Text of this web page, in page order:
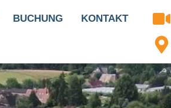
BUCHUNG KONTAKT